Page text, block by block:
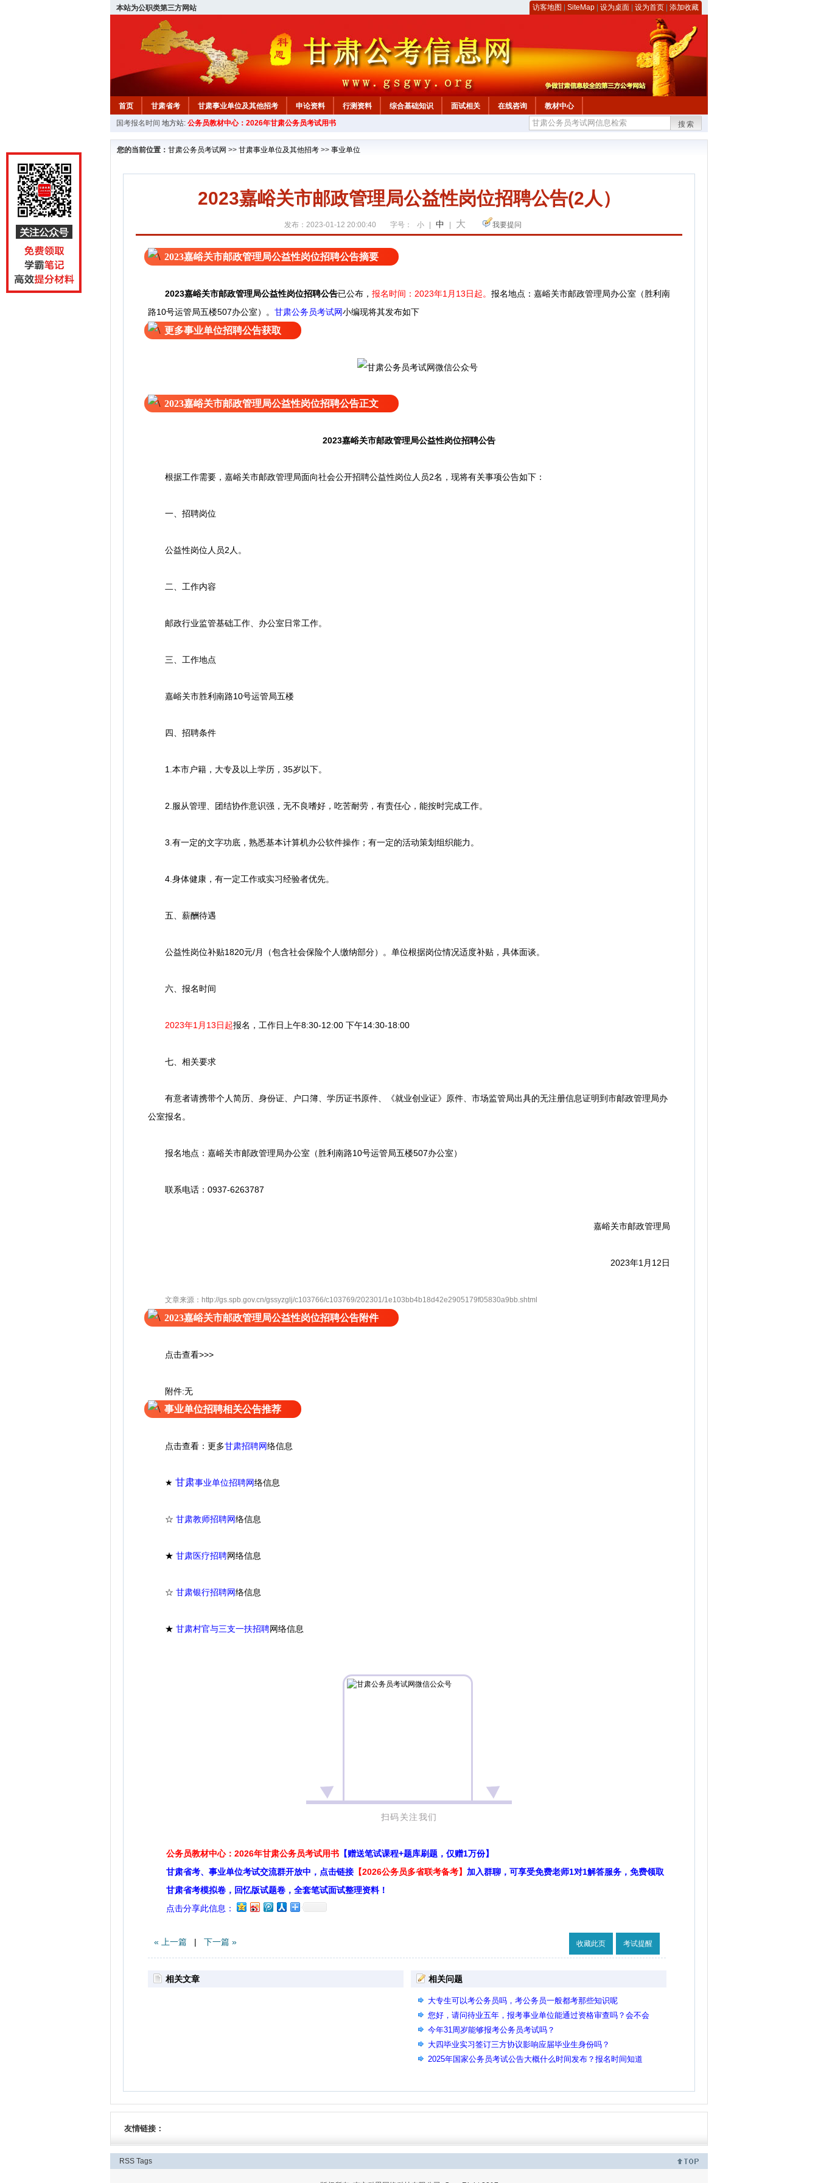
本站为公职类第三方网站 访客地图 SiteMap 设为桌面 设为首页 添加收藏
首页 甘肃省考 甘肃事业单位及其他招考 申论资料 行测资料 综合基础知识 面试相关 在线咨询
教材中心
国考报名时间 地方站: 公务员教材中心：2026年甘肃公务员考试用书 搜索
您的当前位置： 甘肃公务员考试网 >> 甘肃事业单位及其他招考 >> 事业单位
2023嘉峪关市邮政管理局公益性岗位招聘公告(2人）
发布：2023-01-12 20:00:40 字号： 小 中 大 我要提问
2023嘉峪关市邮政管理局公益性岗位招聘公告摘要
2023嘉峪关市邮政管理局公益性岗位招聘公告已公布， 报名时间：2023年1月13日起。 报名地点：嘉峪关市邮政管理局办公室（胜利南
路10号运管局五楼507办公室）。 甘肃公务员考试网小编现将其发布如下
更多事业单位招聘公告获取
2023嘉峪关市邮政管理局公益性岗位招聘公告正文
2023嘉峪关市邮政管理局公益性岗位招聘公告
根据工作需要，嘉峪关市邮政管理局面向社会公开招聘公益性岗位人员2名，现将有关事项公告如下：
一、招聘岗位
公益性岗位人员2人。
二、工作内容
邮政行业监管基础工作、办公室日常工作。
三、工作地点
嘉峪关市胜利南路10号运管局五楼
四、招聘条件
1.本市户籍，大专及以上学历，35岁以下。
2.服从管理、团结协作意识强，无不良嗜好，吃苦耐劳，有责任心，能按时完成工作。
3.有一定的文字功底，熟悉基本计算机办公软件操作；有一定的活动策划组织能力。
4.身体健康，有一定工作或实习经验者优先。
五、薪酬待遇
公益性岗位补贴1820元/月（包含社会保险个人缴纳部分）。单位根据岗位情况适度补贴，具体面谈。
六、报名时间
2023年1月13日起报名，工作日上午8:30-12:00 下午14:30-18:00
七、相关要求
有意者请携带个人简历、身份证、户口簿、学历证书原件、《就业创业证》原件、市场监管局出具的无注册信息证明到市邮政管理局办
公室报名。
报名地点：嘉峪关市邮政管理局办公室（胜利南路10号运管局五楼507办公室）
联系电话：0937-6263787
嘉峪关市邮政管理局
2023年1月12日
文章来源：http://gs.spb.gov.cn/gssyzglj/c103766/c103769/202301/1e103bb4b18d42e2905179f05830a9bb.shtml
2023嘉峪关市邮政管理局公益性岗位招聘公告附件
点击查看>>>
附件:无
事业单位招聘相关公告推荐
点击查看：更多甘肃招聘网络信息
★ 甘肃事业单位招聘网络信息
☆ 甘肃教师招聘网络信息
★ 甘肃医疗招聘网络信息
☆ 甘肃银行招聘网络信息
★ 甘肃村官与三支一扶招聘网络信息
扫码关注我们
公务员教材中心：2026年甘肃公务员考试用书 【赠送笔试课程+题库刷题，仅赠1万份】
甘肃省考、事业单位考试交流群开放中，点击链接 【2026公务员多省联考备考】 加入群聊，可享受免费老师1对1解答服务，免费领取
甘肃省考模拟卷，回忆版试题卷，全套笔试面试整理资料！
点击分享此信息：
« 上一篇 | 下一篇 » 收藏此页 考试提醒
相关文章 相关问题
大专生可以考公务员吗，考公务员一般都考那些知识呢
您好，请问待业五年，报考事业单位能通过资格审查吗？会不会
因为待业时间长报不上名啊？
今年31周岁能够报考公务员考试吗？
大四毕业实习签订三方协议影响应届毕业生身份吗？
2025年国家公务员考试公告大概什么时间发布？报名时间知道
友情链接：
RSS Tags